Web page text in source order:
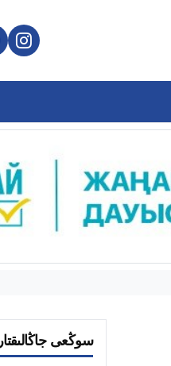
سوڭعى جاڭالىقتار